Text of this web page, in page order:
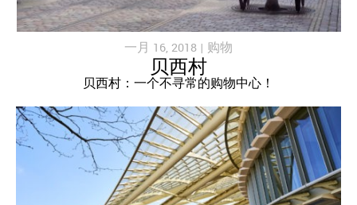
一月 16, 2018 | 购物
贝西村
贝西村：一个不寻常的购物中心！